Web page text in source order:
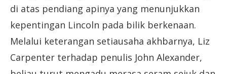
di atas pendiang apinya yang menunjukkan
kepentingan Lincoln pada bilik berkenaan.
Melalui keterangan setiausaha akhbarnya, Liz
Carpenter terhadap penulis John Alexander,